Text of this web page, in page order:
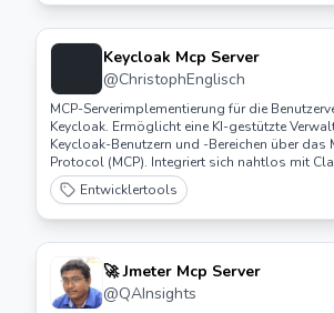
Keycloak Mcp Server
@ChristophEnglisch
MCP-Serverimplementierung für die
Keycloak. Ermöglicht eine KI-gestützte
Keycloak-Benutzern und -Bereichen über das
Protocol (MCP). Integriert sich nahtlos mit
anderen MCP-Clients für automatisierte
Entwicklertools
🚀 Jmeter Mcp Server
@QAInsights